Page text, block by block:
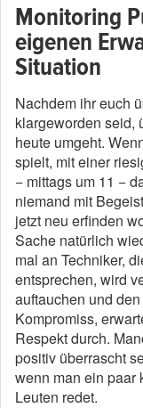
Monitoring
eigenen
Situation
Nachdem ihr euch
klargeworden seid,
heute umgeht.
spielt, mit einer
− mittags um 11 −
niemand mit
jetzt neu erfinden
Sache natürlich
mal an Techniker,
entsprechen, wird
auftauchen und
Kompromiss,
Respekt durch.
positiv überrascht
wenn man ein paar
Leuten redet.